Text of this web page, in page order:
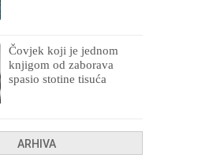
Čovjek koji je jednom
knjigom od zaborava
spasio stotine tisuća
ARHIVA